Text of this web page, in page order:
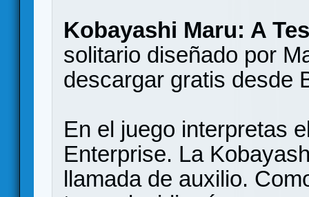
Kobayashi Maru: A
solitario diseñado por
descargar gratis desde
En el juego interpretas
Enterprise. La
llamada de auxilio.